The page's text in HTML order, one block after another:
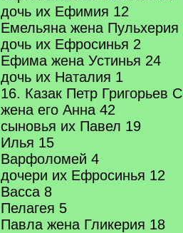
дочь их Ефимия 12
Емельяна жена Пульхерия
дочь их Ефросинья 2
Ефима жена Устинья 24
дочь их Наталия 1
16. Казак Петр Григорьев
жена его Анна 42
сыновья их Павел 19
Илья 15
Варфоломей 4
дочери их Ефросинья 12
Васса 8
Пелагея 5
Павла жена Гликерия 18